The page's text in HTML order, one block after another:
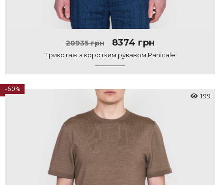
20935 грн 8374 грн
Трикотаж з коротким рукавом Panicale
-60%
199